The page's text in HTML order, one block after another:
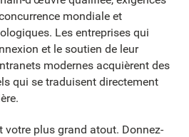
mondiale et
Les entreprises qui
et le soutien de leur
modernes acquièrent des
qui se traduisent directement
plus grand atout. Donnez-